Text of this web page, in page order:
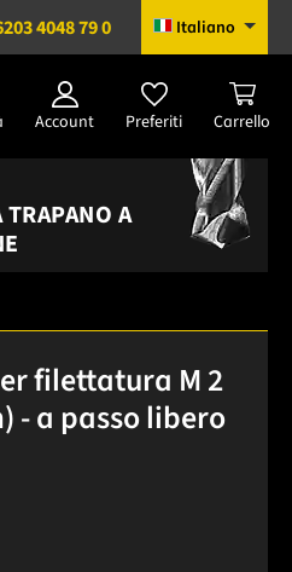
4048 79 0 Italiano
Account Preferiti Carrello
A
filettatura M 2
- a passo libero